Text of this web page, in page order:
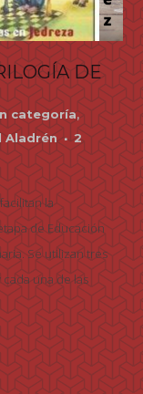
DE
categoría,
Aladrén
2
la
de Educación
Se utilizan tres
una de las